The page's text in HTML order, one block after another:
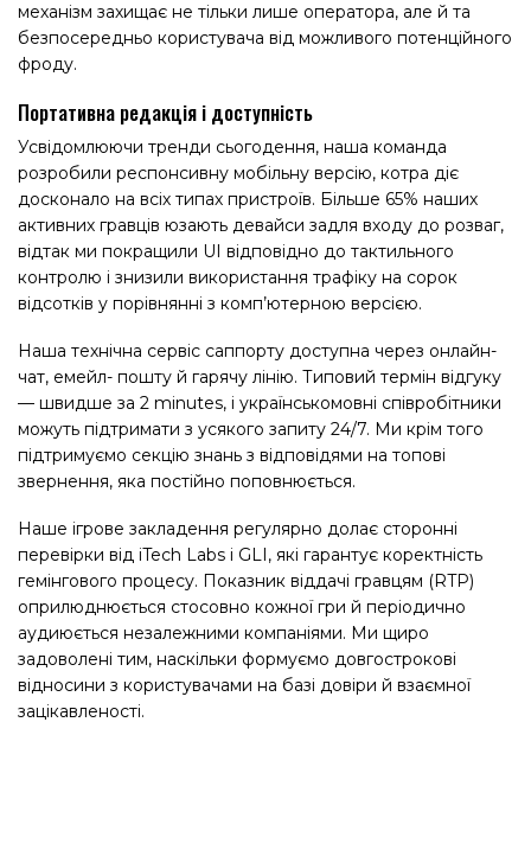
механізм захищає не тільки лише оператора, але й та
безпосередньо користувача від можливого потенційного
фроду.
Портативна редакція і доступність
Усвідомлюючи тренди сьогодення, наша команда
розробили респонсивну мобільну версію, котра діє
досконало на всіх типах пристроїв. Більше 65% наших
активних гравців юзають девайси задля входу до розваг,
відтак ми покращили UI відповідно до тактильного
контролю і знизили використання трафіку на сорок
відсотків у порівнянні з комп’ютерною версією.
Наша технічна сервіс саппорту доступна через онлайн-
чат, емейл- пошту й гарячу лінію. Типовий термін відгуку
— швидше за 2 minutes, і українськомовні співробітники
можуть підтримати з усякого запиту 24/7. Ми крім того
підтримуємо секцію знань з відповідями на топові
звернення, яка постійно поповнюється.
Наше ігрове закладення регулярно долає сторонні
перевірки від iTech Labs і GLI, які гарантує коректність
гемінгового процесу. Показник віддачі гравцям (RTP)
оприлюднюється стосовно кожної гри й періодично
аудиюється незалежними компаніями. Ми щиро
задоволені тим, наскільки формуємо довгострокові
відносини з користувачами на базі довіри й взаємної
зацікавленості.